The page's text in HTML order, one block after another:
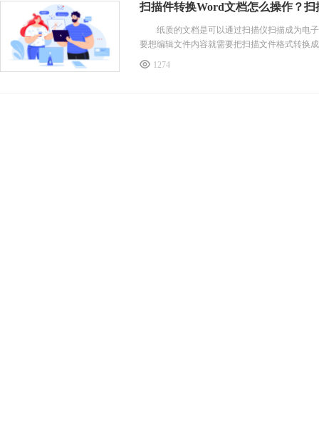
扫描件转换Word文档怎么操作？
纸质的文档是可以通过扫描仪扫描成为电子
要想编辑文件内容就需要把扫描文件格式转换
1274